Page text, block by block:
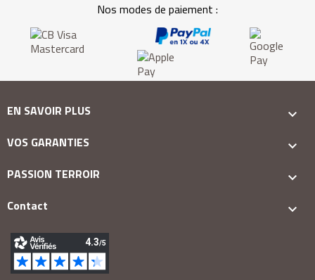
Nos modes de paiement :
EN SAVOIR PLUS

VOS GARANTIES

PASSION TERROIR

Contact
